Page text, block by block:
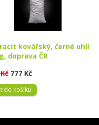
kovářský, černé uhlí
doprava ČR
777 Kč
do košíku